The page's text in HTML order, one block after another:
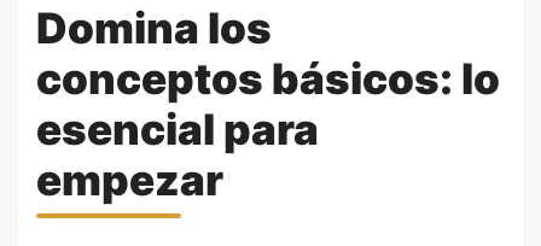
Domina los
conceptos básicos: lo
esencial para
empezar